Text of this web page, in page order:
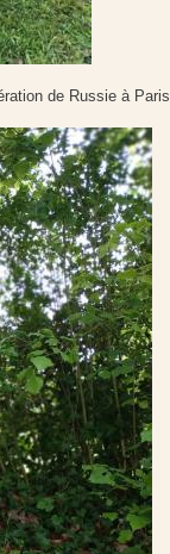
de Russie à Paris.